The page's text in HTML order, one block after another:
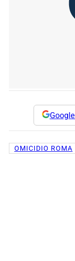
Google
OMICIDIO ROMA